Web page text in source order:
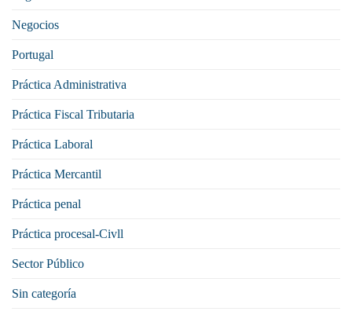
Negocios
Portugal
Práctica Administrativa
Práctica Fiscal Tributaria
Práctica Laboral
Práctica Mercantil
Práctica penal
Práctica procesal-Civll
Sector Público
Sin categoría